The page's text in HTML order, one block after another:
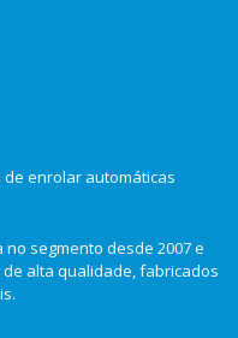
enrolar automáticas
segmento desde 2007 e
alta qualidade, fabricados